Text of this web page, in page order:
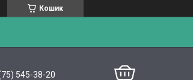
Кошик
545-38-20